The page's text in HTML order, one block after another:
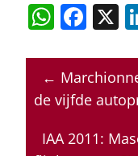
W
at
s
A
p
F
c
e
o
X
←
de vijfde
IAA 2011: